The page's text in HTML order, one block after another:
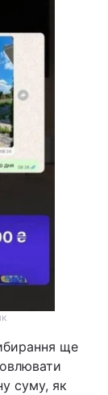
ще
суму, як